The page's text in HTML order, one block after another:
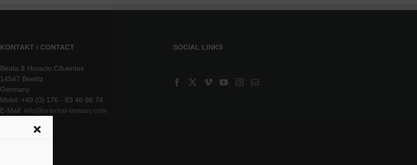
KONTAKT / CONTACT
Beata & Horacio Cifuentes
14547 Beelitz
Germany
Mobil: +49 (0) 176 - 83 46 86 74
E-Mail: info@oriental-fantasy.com
SOCIAL LINKS